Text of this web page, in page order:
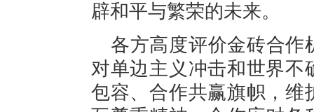
辟和平与繁荣的未来。
各方高度评价金砖合作
对单边主义冲击和世界不
包容、合作共赢旗帜，维